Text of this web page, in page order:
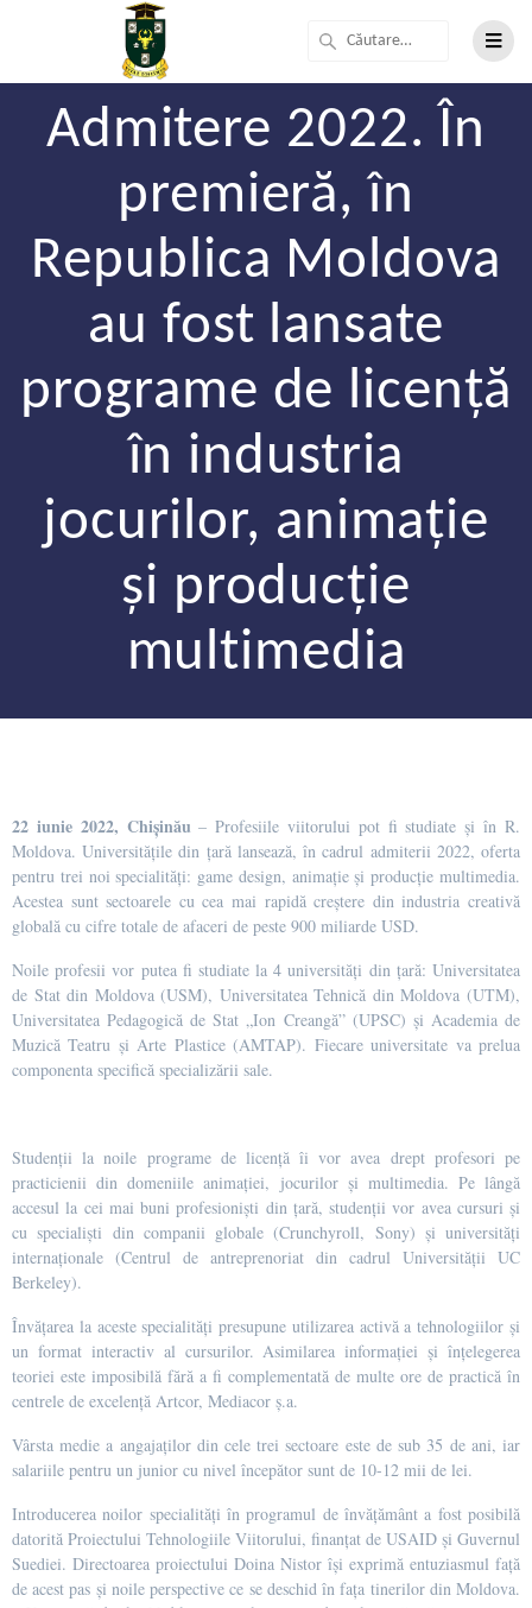
Admitere 2022. În
premieră, în
Republica Moldova
au fost lansate
programe de licență
în industria
jocurilor, animație
și producție
multimedia
22 iunie 2022, Chișinău– Profesiile viitorului pot fi studiate și în R.
Moldova. Universitățile din țară lansează, în cadrul admiterii 2022, oferta
pentru trei noi specialități: game design, animație și producție multimedia.
Acestea sunt sectoarele cu cea mai rapidă creștere din industria creativă
globală cu cifre totale de afaceri de peste 900 miliarde USD.
Noile profesii vor putea fi studiate la 4 universități din țară: Universitatea
de Stat din Moldova (USM), Universitatea Tehnică din Moldova (UTM),
Universitatea Pedagogică de Stat „Ion Creangă” (UPSC) și Academia de
Muzică Teatru și Arte Plastice (AMTAP). Fiecare universitate va prelua
componenta specifică specializării sale.
Studenții la noile programe de licență îi vor avea drept profesori pe
practicienii din domeniile animației, jocurilor și multimedia. Pe lângă
accesul la cei mai buni profesioniști din țară, studenții vor avea cursuri și
cu specialiști din companii globale (Crunchyroll, Sony) și universități
internaționale (Centrul de antreprenoriat din cadrul Universității UC
Berkeley).
Învățarea la aceste specialități presupune utilizarea activă a tehnologiilor și
un format interactiv al cursurilor. Asimilarea informației și înțelegerea
teoriei este imposibilă fără a fi complementată de multe ore de practică în
centrele de excelență Artcor, Mediacor ș.a.
Vârsta medie a angajaților din cele trei sectoare este de sub 35 de ani, iar
salariile pentru un junior cu nivel începător sunt de 10-12 mii de lei.
Introducerea noilor specialități în programul de învățământ a fost posibilă
datorită Proiectului Tehnologiile Viitorului, finanțat de USAID și Guvernul
Suediei. Directoarea proiectului Doina Nistor își exprimă entuziasmul față
de acest pas și noile perspective ce se deschid în fața tinerilor din Moldova.